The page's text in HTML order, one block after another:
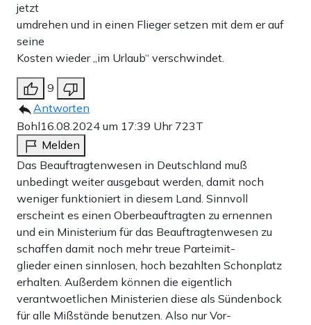
jetzt
umdrehen und in einen Flieger setzen mit dem er auf
seine
Kosten wieder „im Urlaub“ verschwindet.
9
Antworten
Bohl16.08.2024 um 17:39 Uhr 723T
Melden
Das Beauftragtenwesen in Deutschland muß
unbedingt weiter ausgebaut werden, damit noch
weniger funktioniert in diesem Land. Sinnvoll
erscheint es einen Oberbeauftragten zu ernennen
und ein Ministerium für das Beauftragtenwesen zu
schaffen damit noch mehr treue Parteimit-
glieder einen sinnlosen, hoch bezahlten Schonplatz
erhalten. Außerdem können die eigentlich
verantwoetlichen Ministerien diese als Sündenbock
für alle Mißstände benutzen. Also nur Vor-